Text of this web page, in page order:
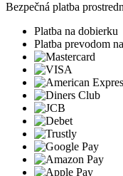
Bezpečná platba
Platba na dobierku
Platba prevodom